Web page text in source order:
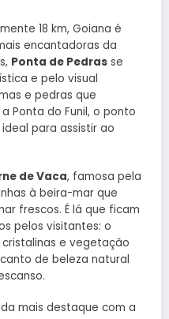
18 km, Goiana é
encantadoras da
Ponta de Pedras se
e pelo visual
e pedras que
Ponta do Funil, o ponto
para assistir ao
de Vaca, famosa pela
à beira-mar que
frescos. É lá que ficam
pelos visitantes: o
cristalinas e vegetação
de beleza natural
mais destaque com a